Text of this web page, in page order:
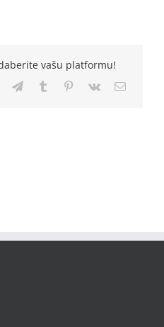
vašu platformu!
TelegramTumblr Pinterest
Vk Email